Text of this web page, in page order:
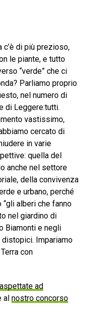
c’è di più prezioso,
le piante, e tutto
“verde” che ci
Parliamo proprio
nel numero di
di Leggere:tutti.
vastissimo,
cercato di
in varie
quella del
anche nel settore
della convivenza
e urbano, perché
“gli alberi che fanno
nel giardino di
Biamonti e negli
Impariamo
con
ad
nostro concorso